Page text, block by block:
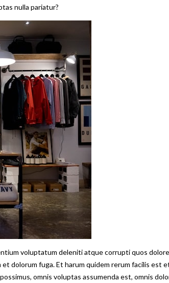
nulla pariatur?
voluptatum deleniti atque corrupti quos
dolorum fuga. Et harum quidem rerum facilis
omnis voluptas assumenda est, omnis